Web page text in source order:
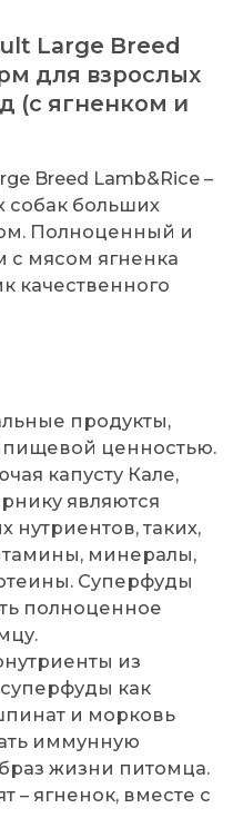
Large Breed
для взрослых
(с ягненком и
Breed Lamb&Rice –
собак больших
Полноценный и
с мясом ягненка
качественного
продукты,
ценностью.
капусту Кале,
являются
нутриентов, таких,
минералы,
Суперфуды
полноценное
из
как
и морковь
иммунную
жизни питомца.
– ягненок, вместе с